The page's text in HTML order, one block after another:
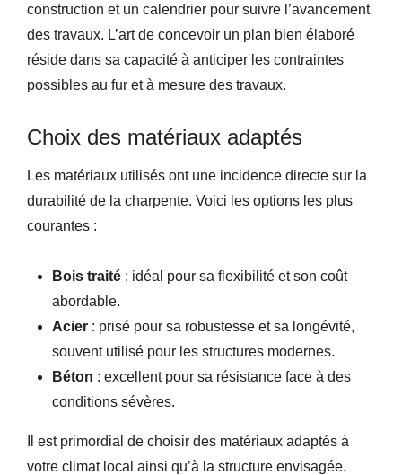
construction et un calendrier pour suivre l’avancement
des travaux. L’art de concevoir un plan bien élaboré
réside dans sa capacité à anticiper les contraintes
possibles au fur et à mesure des travaux.
Choix des matériaux adaptés
Les matériaux utilisés ont une incidence directe sur la
durabilité de la charpente. Voici les options les plus
courantes :
Bois traité : idéal pour sa flexibilité et son coût
abordable.
Acier : prisé pour sa robustesse et sa longévité,
souvent utilisé pour les structures modernes.
Béton : excellent pour sa résistance face à des
conditions sévères.
Il est primordial de choisir des matériaux adaptés à
votre climat local ainsi qu’à la structure envisagée.